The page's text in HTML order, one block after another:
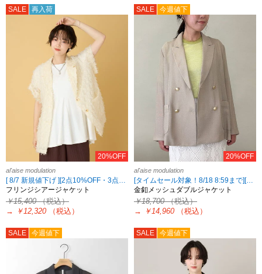
SALE 再入荷
20%OFF
al'aise modulation
[ 8/7 新規値下げ ][2点10%OFF・3点15%OFF対象！8/18 8:59まで al'aise modulation限定]
フリンジシアージャケット
￥15,400（税込）
→
￥12,320 （税込）
SALE 今週値下
20%OFF
al'aise modulation
[タイムセール対象！8/18 8:59まで][2点10%OFF・3点15%OFF対象！8/18 8:59まで al'aise modulation限定]
金釦メッシュダブルジャケット
￥18,700（税込）
→
￥14,960 （税込）
SALE 今週値下 SALE 今週値下